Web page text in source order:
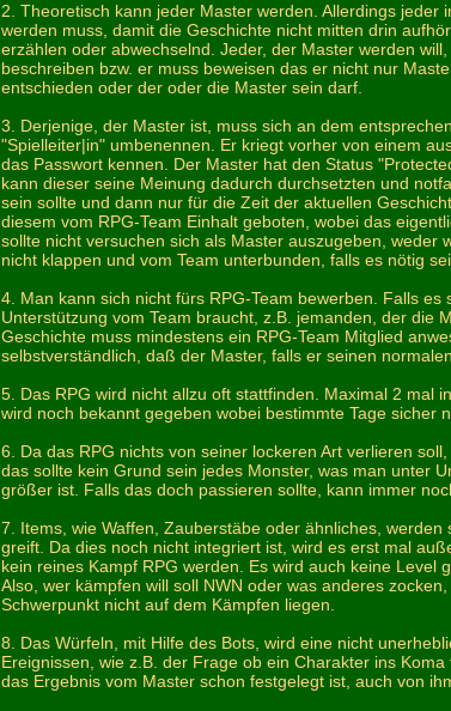
2. Theoretisch kann jeder Master werden. Allerdings
werden muss, damit die Geschichte nicht mitten drin
erzählen oder abwechselnd. Jeder, der Master werden
beschreiben bzw. er muss beweisen das er nicht nur
entschieden oder der oder die Master sein darf.
3. Derjenige, der Master ist, muss sich an dem
"Spielleiter|in" umbenennen. Er kriegt vorher von einem
das Passwort kennen. Der Master hat den Status
kann dieser seine Meinung dadurch durchsetzten und
sein sollte und dann nur für die Zeit der aktuellen
diesem vom RPG-Team Einhalt geboten, wobei das
sollte nicht versuchen sich als Master auszugeben,
nicht klappen und vom Team unterbunden, falls es nötig
4. Man kann sich nicht fürs RPG-Team bewerben. Falls
Unterstützung vom Team braucht, z.B. jemanden, der die
Geschichte muss mindestens ein RPG-Team Mitglied
selbstverständlich, daß der Master, falls er seinen
5. Das RPG wird nicht allzu oft stattfinden. Maximal 2 mal
wird noch bekannt gegeben wobei bestimmte Tage sicher
6. Da das RPG nichts von seiner lockeren Art verlieren
das sollte kein Grund sein jedes Monster, was man unter
größer ist. Falls das doch passieren sollte, kann immer
7. Items, wie Waffen, Zauberstäbe oder ähnliches,
greift. Da dies noch nicht integriert ist, wird es erst mal
kein reines Kampf RPG werden. Es wird auch keine Level
Also, wer kämpfen will soll NWN oder was anderes
Schwerpunkt nicht auf dem Kämpfen liegen.
8. Das Würfeln, mit Hilfe des Bots, wird eine nicht
Ereignissen, wie z.B. der Frage ob ein Charakter ins
das Ergebnis vom Master schon festgelegt ist, auch von